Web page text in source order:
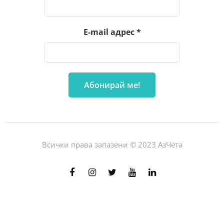
E-mail адрес*
Всички права запазени © 2023 АзЧета